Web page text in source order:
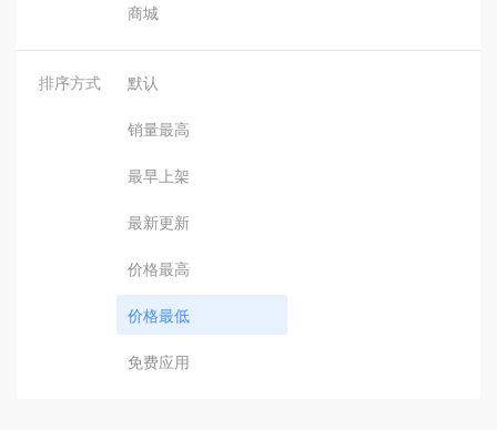
商城
排序方式 默认
销量最高
最早上架
最新更新
价格最高
价格最低
免费应用